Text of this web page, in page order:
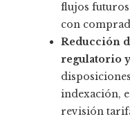
flujos
con
Reducción
regulatorio
indexación,
revisión